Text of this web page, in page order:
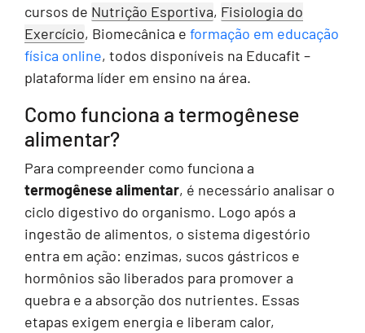
cursos de Nutrição Esportiva, Fisiologia do
Exercício, Biomecânica e formação em educação
física online, todos disponíveis na Educafit –
plataforma líder em ensino na área.
Como funciona a termogênese
alimentar?
Para compreender como funciona a
termogênese alimentar, é necessário analisar o
ciclo digestivo do organismo. Logo após a
ingestão de alimentos, o sistema digestório
entra em ação: enzimas, sucos gástricos e
hormônios são liberados para promover a
quebra e a absorção dos nutrientes. Essas
etapas exigem energia e liberam calor,